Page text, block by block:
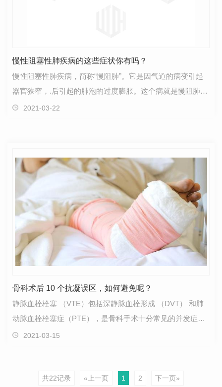
慢性阻塞性肺疾病的这些症状你有吗？
慢性阻塞性肺疾病，简称“慢阻肺”。它是因气道的病变引起
器官狭窄，.后引起的肺泡的过度膨胀。这个病就是慢阻肺，
慢阻肺病变的部位在气道。1、慢性咳嗽疾病早期，…
2021-03-22
骨科术后 10 个抗凝误区，如何避免呢？
静脉血栓栓塞 （VTE）包括深静脉血栓形成 （DVT） 和肺
动脉血栓栓塞症（PTE），是骨科手术十分常见的并发症，
尤其多见于下肢手术或创伤，静脉血栓栓塞的预防需要引…
2021-03-15
共22记录 «上一页 1 2 下一页»